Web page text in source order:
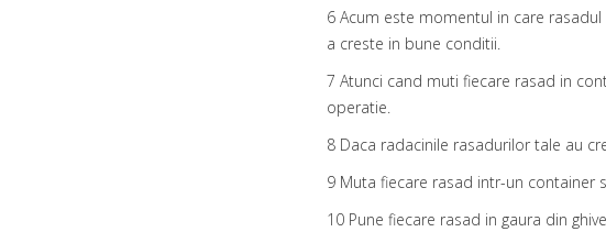
6 Acum este momentul in care
a creste in bune conditii.
7 Atunci cand muti fiecare rasad in
operatie.
8 Daca radacinile rasadurilor tale au
9 Muta fiecare rasad intr-un container
10 Pune fiecare rasad in gaura din